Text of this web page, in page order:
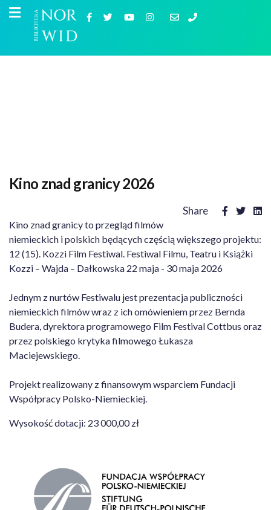
Kino znad granicy 2026
Share
Kino znad granicy to przegląd filmów
niemieckich i polskich będących częścią większego projektu:
12 (15). Kozzi Film Festiwal. Festiwal Filmu, Teatru i Książki
Kozzi – Wajda – Dałkowska 22 maja - 30 maja 2026
Jednym z nurtów Festiwalu jest prezentacja publiczności
niemieckich filmów wraz z ich omówieniem przez Bernda
Budera, dyrektora programowego Film Festival Cottbus oraz
przez polskiego krytyka filmowego Łukasza
Maciejewskiego.
Projekt realizowany z finansowym wsparciem Fundacji
Współpracy Polsko-Niemieckiej.
Wysokość dotacji: 23 000,00 zł